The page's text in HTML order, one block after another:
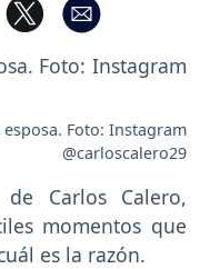
Foto: Instagram
@carloscalero29
Carlos Calero,
momentos que
es la razón.